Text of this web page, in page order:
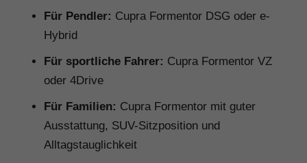
Für Pendler: Cupra Formentor DSG oder e-
Hybrid
Für sportliche Fahrer: Cupra Formentor VZ
oder 4Drive
Für Familien: Cupra Formentor mit guter
Ausstattung, SUV-Sitzposition und
Alltagstauglichkeit